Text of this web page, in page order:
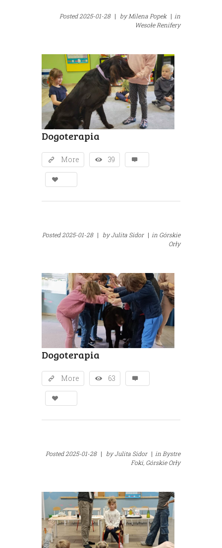
Posted2025-01-28 | byMilena Popek | in
Wesołe Renifery
Dogoterapia
More 39
Posted2025-01-28 | byJulita Sidor | in Górskie
Orły
Dogoterapia
More 63
Posted2025-01-28 | byJulita Sidor | in Bystre
Foki, Górskie Orły